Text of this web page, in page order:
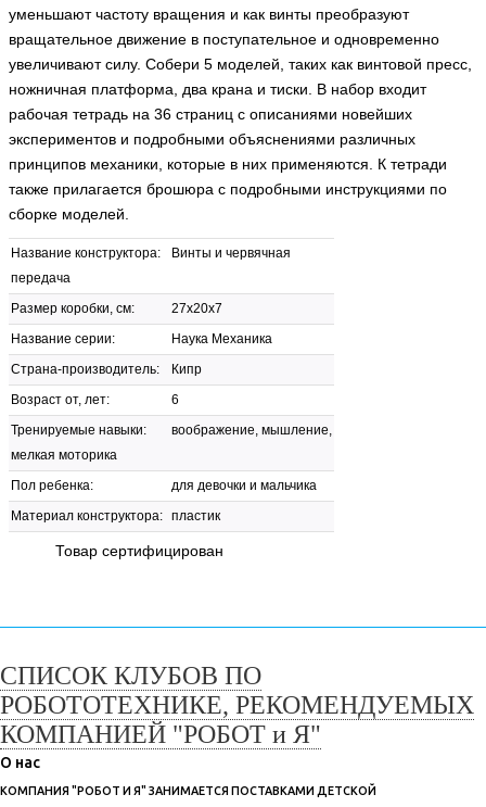
уменьшают частоту вращения и как винты преобразуют
вращательное движение в поступательное и одновременно
увеличивают силу. Собери 5 моделей, таких как винтовой пресс,
ножничная платформа, два крана и тиски. В набор входит
рабочая тетрадь на 36 страниц с описаниями новейших
экспериментов и подробными объяснениями различных
принципов механики, которые в них применяются. К тетради
также прилагается брошюра с подробными инструкциями по
сборке моделей.
Название конструктора:
Винты и червячная
передача
Размер коробки, см:
27x20x7
Название серии:
Наука Механика
Страна-производитель:
Кипр
Возраст от, лет:
6
Тренируемые навыки:
воображение, мышление,
мелкая моторика
Пол ребенка:
для девочки и мальчика
Материал конструктора: пластик
Товар сертифицирован
СПИСОК КЛУБОВ ПО
РОБОТОТЕХНИКЕ, РЕКОМЕНДУЕМЫХ
КОМПАНИЕЙ "РОБОТ и Я"
О нас
КОМПАНИЯ "РОБОТ И Я" ЗАНИМАЕТСЯ ПОСТАВКАМИ ДЕТСКОЙ